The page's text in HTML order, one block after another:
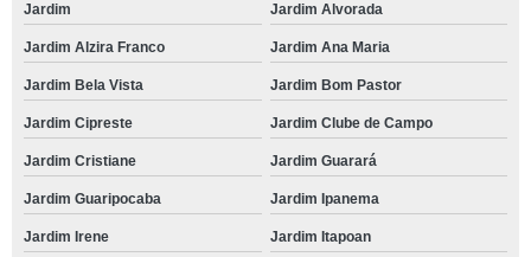
Jardim Jardim Alvorada
Jardim Alzira Franco Jardim Ana Maria
Jardim Bela Vista Jardim Bom Pastor
Jardim Cipreste Jardim Clube de Campo
Jardim Cristiane Jardim Guarará
Jardim Guaripocaba Jardim Ipanema
Jardim Irene Jardim Itapoan